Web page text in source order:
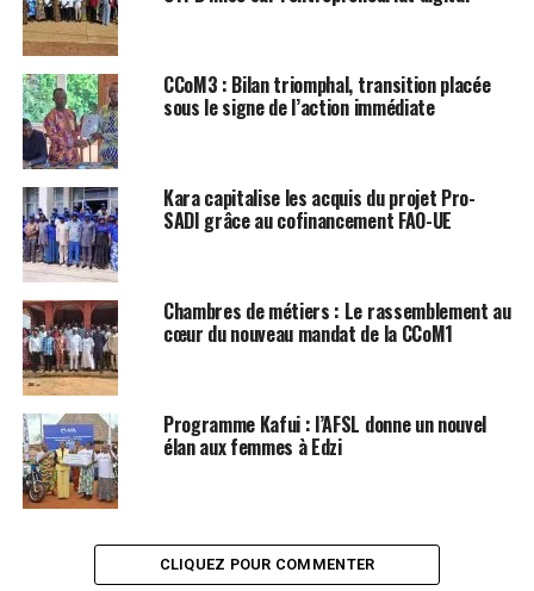
CCoM3 : Bilan triomphal, transition placée
sous le signe de l’action immédiate
Kara capitalise les acquis du projet Pro-
SADI grâce au cofinancement FAO-UE
Chambres de métiers : Le rassemblement au
cœur du nouveau mandat de la CCoM1
Programme Kafui : l’AFSL donne un nouvel
élan aux femmes à Edzi
CLIQUEZ POUR COMMENTER